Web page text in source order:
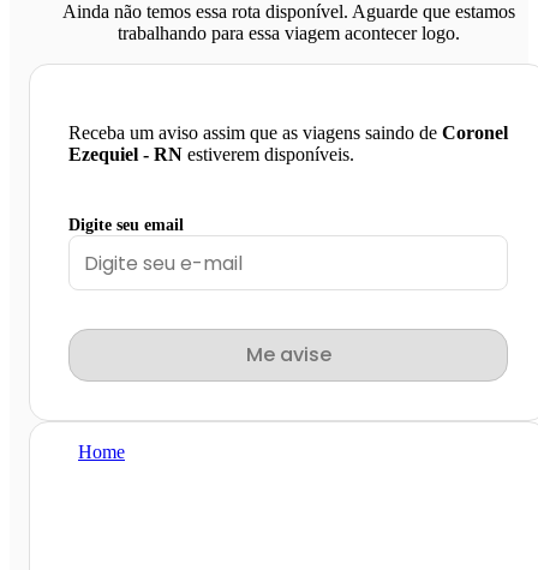
Ainda não temos essa rota disponível. Aguarde que estamos
trabalhando para essa viagem acontecer logo.
Receba um aviso assim que as viagens saindo de Coronel
Ezequiel - RN estiverem disponíveis.
Digite seu email
Me avise
Home